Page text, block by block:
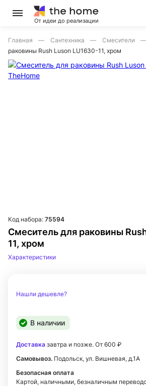
От идеи до реализации
Главная Сантехника Смесители
раковины Rush Luson LU1630-11, хром
Смеситель для раковины
11, хром
Код набора: 75594
Характеристики
Нашли дешевле?
В наличии
Доставка завтра и позже. От 600 ₽
Самовывоз. Подольск, ул. Вишневая, д.1А
Безопасная оплата
Картой, наличными, безналичным